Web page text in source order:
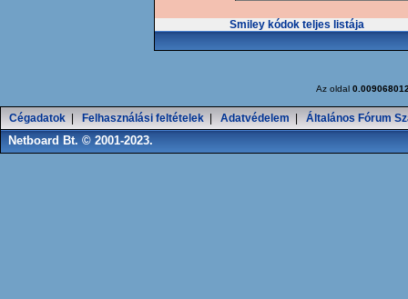
Smiley kódok teljes listája
Az oldal
Cégadatok Felhasználási feltételek Adatvédelem Általános Fórum
Netboard Bt. © 2001-2023.